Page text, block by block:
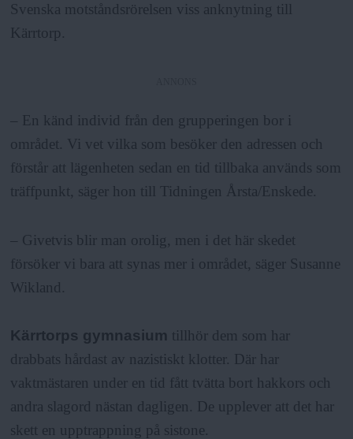
Svenska motståndsrörelsen viss anknytning till
Kärrtorp.
– En känd individ från den grupperingen bor i
området. Vi vet vilka som besöker den adressen och
förstår att lägenheten sedan en tid tillbaka används som
träffpunkt, säger hon till Tidningen Årsta/Enskede.
– Givetvis blir man orolig, men i det här skedet
försöker vi bara att synas mer i området, säger Susanne
Wikland.
Kärrtorps gymnasium tillhör dem som har
drabbats hårdast av nazistiskt klotter. Där har
vaktmästaren under en tid fått tvätta bort hakkors och
andra slagord nästan dagligen. De upplever att det har
skett en upptrappning på sistone.